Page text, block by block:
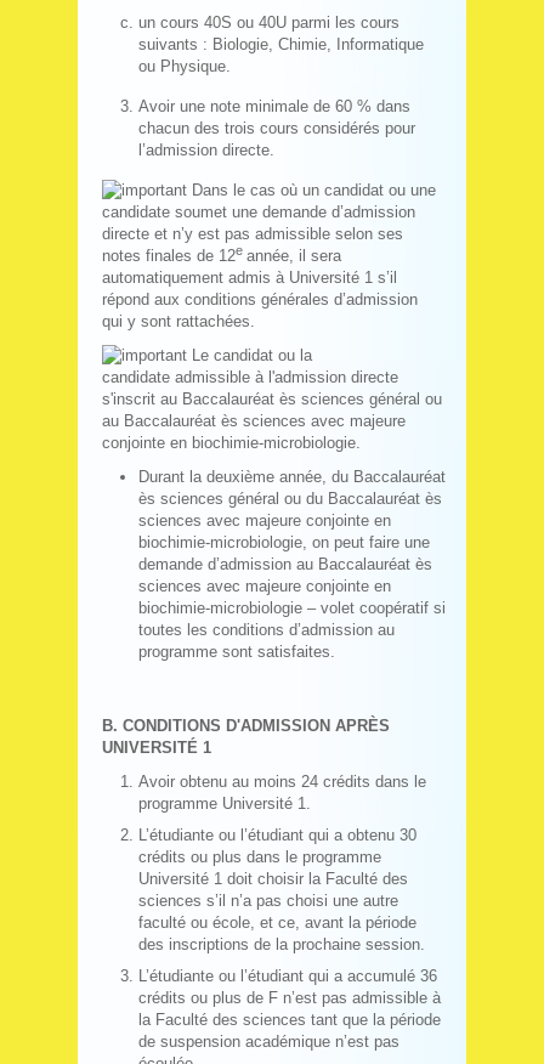
un cours 40S ou 40U parmi les cours
suivants : Biologie, Chimie, Informatique
ou Physique.
Avoir une note minimale de 60 % dans
chacun des trois cours considérés pour
l’admission directe.
Dans le cas où un candidat ou une
candidate soumet une demande d’admission
directe et n’y est pas admissible selon ses
notes finales de 12e année, il sera
automatiquement admis à Université 1 s’il
répond aux conditions générales d’admission
qui y sont rattachées.
Le candidat ou la
candidate admissible à l'admission directe
s'inscrit au Baccalauréat ès sciences général ou
au Baccalauréat ès sciences avec majeure
conjointe en biochimie-microbiologie.
Durant la deuxième année, du Baccalauréat
ès sciences général ou du Baccalauréat ès
sciences avec majeure conjointe en
biochimie-microbiologie, on peut faire une
demande d’admission au Baccalauréat ès
sciences avec majeure conjointe en
biochimie-microbiologie – volet coopératif si
toutes les conditions d’admission au
programme sont satisfaites.
B. CONDITIONS D'ADMISSION APRÈS
UNIVERSITÉ 1
Avoir obtenu au moins 24 crédits dans le
programme Université 1.
L’étudiante ou l’étudiant qui a obtenu 30
crédits ou plus dans le programme
Université 1 doit choisir la Faculté des
sciences s’il n’a pas choisi une autre
faculté ou école, et ce, avant la période
des inscriptions de la prochaine session.
L’étudiante ou l’étudiant qui a accumulé 36
crédits ou plus de F n’est pas admissible à
la Faculté des sciences tant que la période
de suspension académique n’est pas